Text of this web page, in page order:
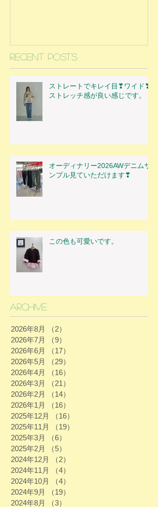
Recent Posts
ストレートでキレイ目❣ワイド❣
ストレッチ感が良い感じです。
オーディナリー2026AWデニムサ
ンプル見ていただけます❣
この色も可愛いです。
Archive
2026年8月 （2）
2026年7月
（9）
2026年6月
（17）
2026年5月
（29）
2026年4月
（16）
2026年3月
（21）
2026年2月
（14）
2026年1月
（16）
2025年12月
（16）
2025年11月
（19）
2025年3月
（6）
2025年2月
（5）
2024年12月
（2）
2024年11月
（4）
2024年10月
（4）
2024年9月
（19）
2024年8月
（3）